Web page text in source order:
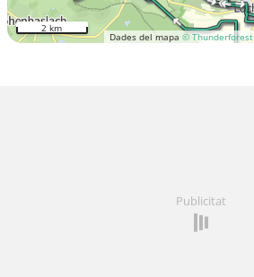
Dades del mapa © Thunderforest
2 km
Publicitat